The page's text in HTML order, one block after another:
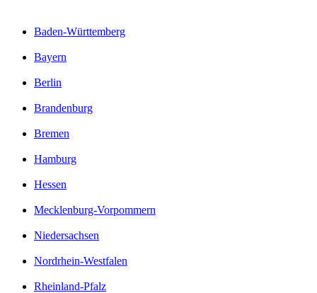
Baden-Württemberg
Bayern
Berlin
Brandenburg
Bremen
Hamburg
Hessen
Mecklenburg-Vorpommern
Niedersachsen
Nordrhein-Westfalen
Rheinland-Pfalz